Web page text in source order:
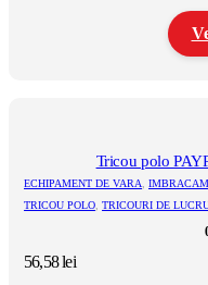
variații.
Opțiunile
pot
alese
în
Tricou polo
ECHIPAMENT DE VARA,
TRICOU POLO, TRICOURI DE
56,58lei